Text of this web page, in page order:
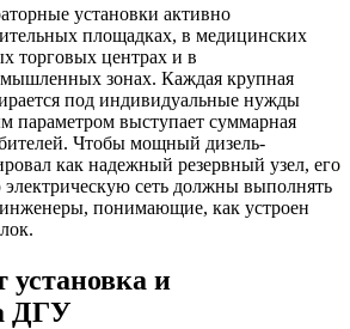
установки активно
площадках, в медицинских
торговых центрах и в
зонах. Каждая крупная
под индивидуальные нужды
параметром выступает суммарная
Чтобы мощный дизель-
как надежный резервный узел, его
сеть должны выполнять
понимающие, как устроен
установка и
ДГУ